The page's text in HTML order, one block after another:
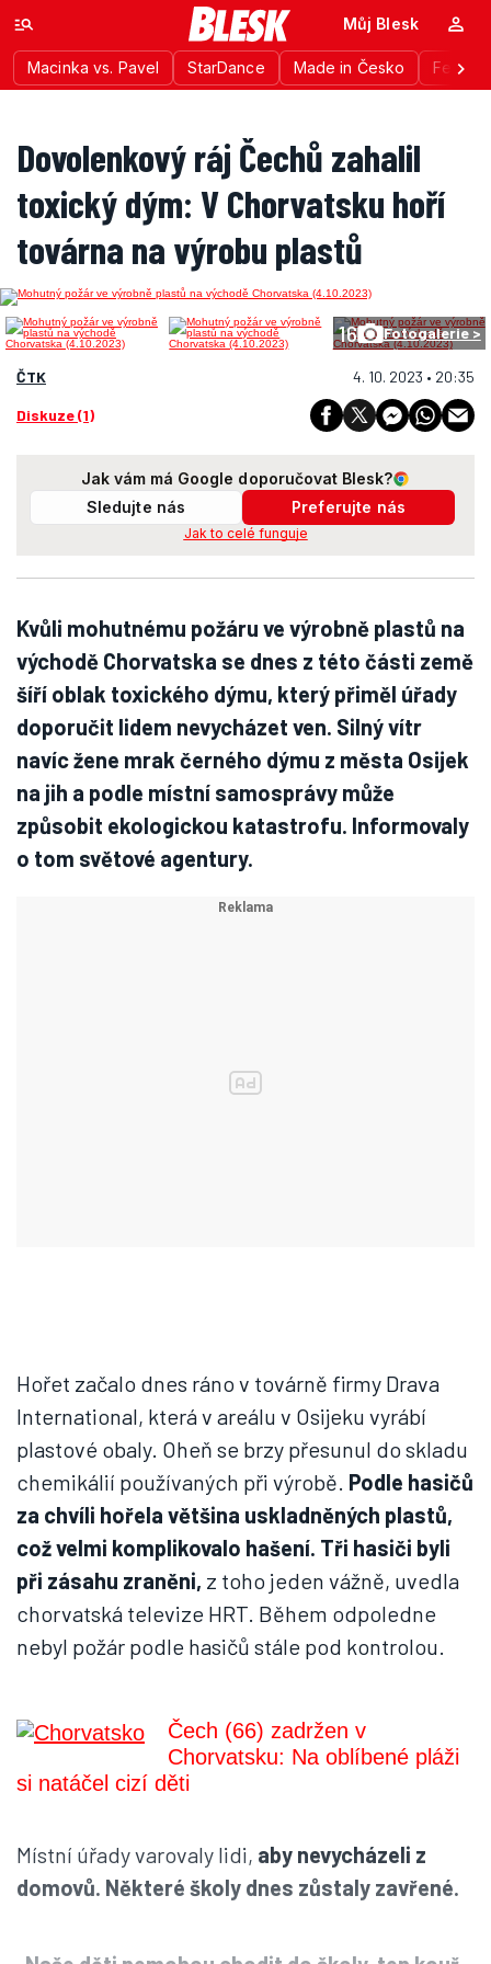
Macinka vs. Pavel StarDance Made in Česko
Můj Blesk
Dovolenkový ráj Čechů zahalil
toxický dým: V Chorvatsku hoří
továrna na výrobu plastů
16 Fotogalerie >
ČTK 4. 10. 2023 • 20:35
Diskuze (1)
Jak vám má Google doporučovat Blesk?
Sledujte nás
Preferujte nás
Jak to celé funguje
Kvůli mohutnému požáru ve výrobně plastů na
východě Chorvatska se dnes z této části země
šíří oblak toxického dýmu, který přiměl úřady
doporučit lidem nevycházet ven. Silný vítr
navíc žene mrak černého dýmu z města Osijek
na jih a podle místní samosprávy může
způsobit ekologickou katastrofu. Informovaly
o tom světové agentury.
Hořet začalo dnes ráno v továrně firmy Drava
International, která v areálu v Osijeku vyrábí
plastové obaly. Oheň se brzy přesunul do skladu
chemikálií používaných při výrobě. Podle hasičů
za chvíli hořela většina uskladněných plastů,
což velmi komplikovalo hašení. Tři hasiči byli
při zásahu zraněni, z toho jeden vážně, uvedla
chorvatská televize HRT. Během odpoledne
nebyl požár podle hasičů stále pod kontrolou.
Čech (66) zadržen v
Chorvatsku: Na oblíbené pláži
si natáčel cizí děti
Místní úřady varovaly lidi, aby nevycházeli z
domovů. Některé školy dnes zůstaly zavřené.